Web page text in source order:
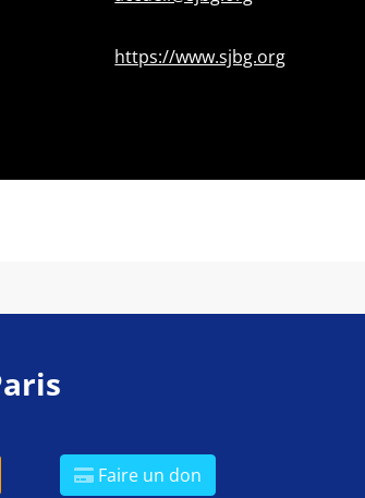
https://www.sjbg.org
Faire un don